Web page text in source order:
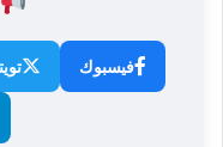
فيسبوك